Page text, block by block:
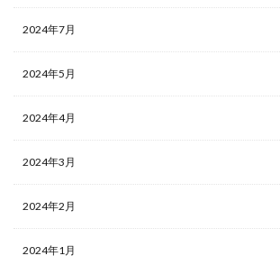
2024年7月
2024年5月
2024年4月
2024年3月
2024年2月
2024年1月